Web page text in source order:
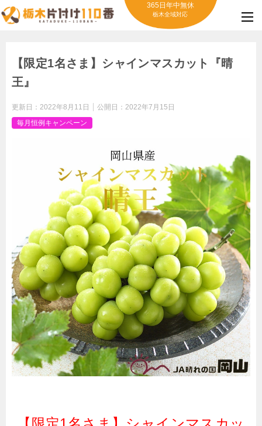
365日年中無休
栃木全域対応
【限定1名さま】シャインマスカット『晴
王』
更新日： 2022年8月11日 公開日： 2022年7月15日
毎月恒例キャンペーン